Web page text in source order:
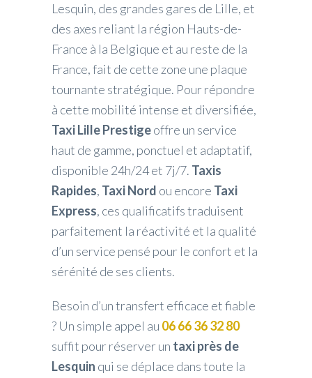
Lesquin, des grandes gares de Lille, et
des axes reliant la région Hauts-de-
France à la Belgique et au reste de la
France, fait de cette zone une plaque
tournante stratégique. Pour répondre
à cette mobilité intense et diversifiée,
Taxi Lille Prestigeoffre un service
haut de gamme, ponctuel et adaptatif,
disponible 24h/24 et 7j/7. Taxis
Rapides, Taxi Nord ou encore Taxi
Express, ces qualificatifs traduisent
parfaitement la réactivité et la qualité
d’un service pensé pour le confort et la
sérénité de ses clients.
Besoin d’un transfert efficace et fiable
? Un simple appel au 06 66 36 32 80
suffit pour réserver un taxi près de
Lesquin qui se déplace dans toute la